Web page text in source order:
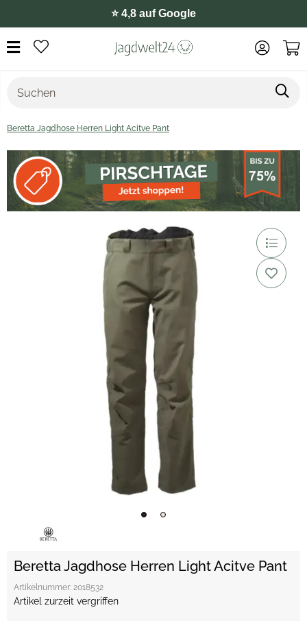
⭐️ 4,8 auf Google
Beretta Jagdhose Herren Light Acitve Pant
Beretta Jagdhose Herren Light Acitve Pant
Artikelnummer: 2018532
Artikel zurzeit vergriffen